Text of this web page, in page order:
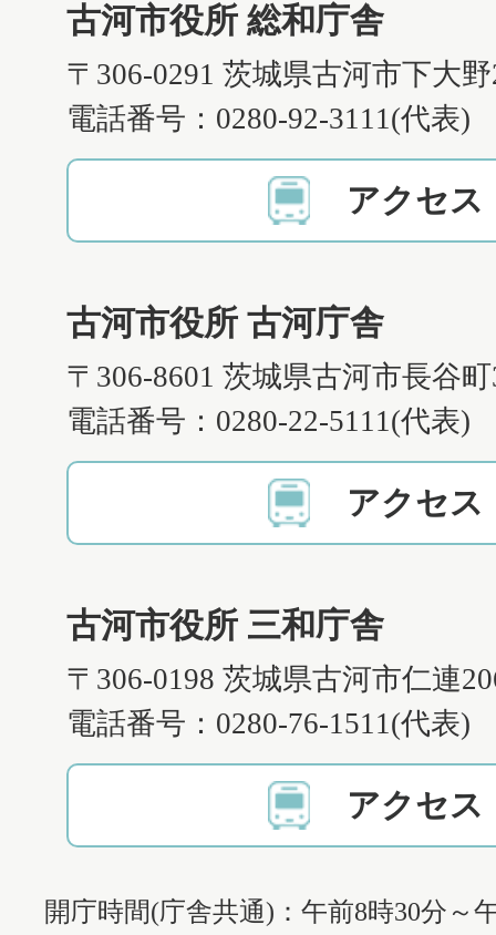
古河市役所 総和庁舎
〒306-0291 茨城県古河市下大
電話番号：0280-92-3111(代表)
アクセス
古河市役所 古河庁舎
〒306-8601 茨城県古河市長谷
電話番号：0280-22-5111(代表)
アクセス
古河市役所 三和庁舎
〒306-0198 茨城県古河市仁連
電話番号：0280-76-1511(代表)
アクセス
開庁時間(庁舎共通)：午前8時30分～